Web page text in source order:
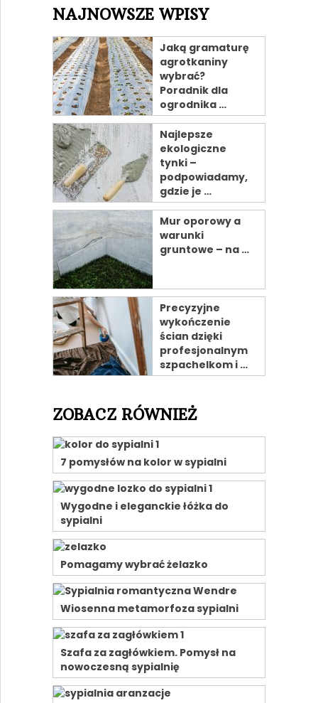
NAJNOWSZE WPISY
Jaką gramaturę
agrotkaniny
wybrać?
Poradnik dla
ogrodnika …
Najlepsze
ekologiczne
tynki –
podpowiadamy,
gdzie je …
Mur oporowy a
warunki
gruntowe – na …
Precyzyjne
wykończenie
ścian dzięki
profesjonalnym
szpachelkom i …
ZOBACZ RÓWNIEŻ
7 pomysłów na kolor w sypialni
Wygodne i eleganckie łóżka do
sypialni
Pomagamy wybrać żelazko
Wiosenna metamorfoza sypialni
Szafa za zagłówkiem. Pomysł na
nowoczesną sypialnię